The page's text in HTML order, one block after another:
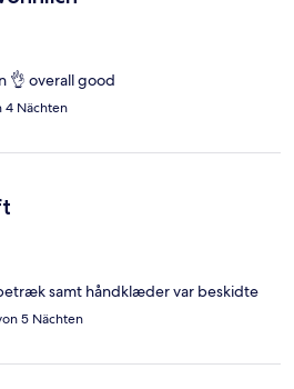
👌 overall good
4 Nächten
samt håndklæder var beskidte
5 Nächten